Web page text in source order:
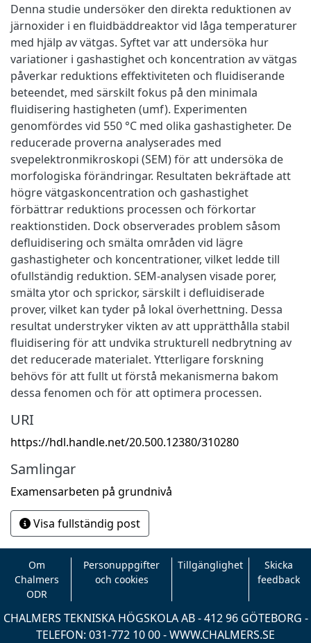
Denna studie undersöker den direkta reduktionen av
järnoxider i en fluidbäddreaktor vid låga temperaturer
med hjälp av vätgas. Syftet var att undersöka hur
variationer i gashastighet och koncentration av vätgas
påverkar reduktions effektiviteten och fluidiserande
beteendet, med särskilt fokus på den minimala
fluidisering hastigheten (umf). Experimenten
genomfördes vid 550 °C med olika gashastigheter. De
reducerade proverna analyserades med
svepelektronmikroskopi (SEM) för att undersöka de
morfologiska förändringar. Resultaten bekräftade att
högre vätgaskoncentration och gashastighet
förbättrar reduktions processen och förkortar
reaktionstiden. Dock observerades problem såsom
defluidisering och smälta områden vid lägre
gashastigheter och koncentrationer, vilket ledde till
ofullständig reduktion. SEM-analysen visade porer,
smälta ytor och sprickor, särskilt i defluidiserade
prover, vilket kan tyder på lokal överhettning. Dessa
resultat understryker vikten av att upprätthålla stabil
fluidisering för att undvika strukturell nedbrytning av
det reducerade materialet. Ytterligare forskning
behövs för att fullt ut förstå mekanismerna bakom
dessa fenomen och för att optimera processen.
URI
https://hdl.handle.net/20.500.12380/310280
Samlingar
Examensarbeten på grundnivå
Visa fullständig post
Om
Chalmers
ODR
Personuppgifter
och cookies
Tillgänglighet
Skicka
feedback
CHALMERS TEKNISKA HÖGSKOLA AB - 412 96 GÖTEBORG -
TELEFON: 031-772 10 00 -WWW.CHALMERS.SE